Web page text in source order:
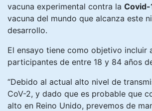
vacuna experimental contra la Covid-
vacuna del mundo que alcanza este
desarrollo.
El ensayo tiene como objetivo incluir
participantes de entre 18 y 84 años
“Debido al actual alto nivel de
CoV-2, y dado que es probable que
alto en Reino Unido, prevemos de